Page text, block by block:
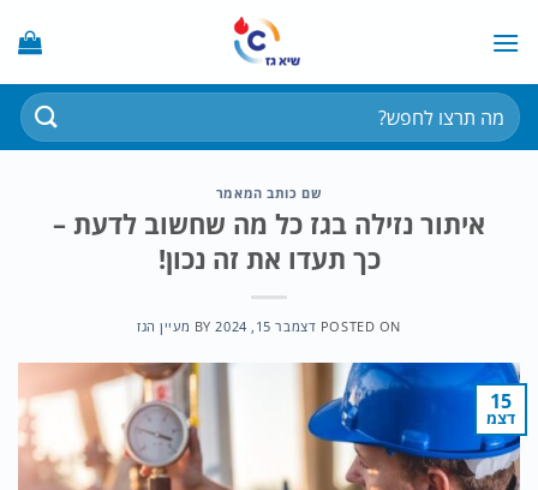
חיפוש
עבור:
שם כותב המאמר
איתור נזילה בגז כל מה שחשוב לדעת –
כך תעדו את זה נכון!
POSTED ON דצמבר 15, 2024 BY מעיין הגז
15
דצמ